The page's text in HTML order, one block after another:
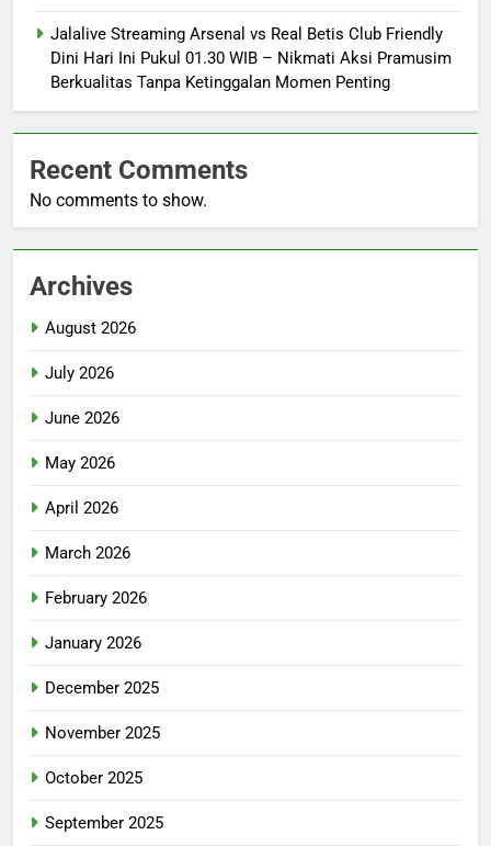
Jalalive Streaming Arsenal vs Real Betis Club Friendly
Dini Hari Ini Pukul 01.30 WIB – Nikmati Aksi Pramusim
Berkualitas Tanpa Ketinggalan Momen Penting
Recent Comments
No comments to show.
Archives
August 2026
July 2026
June 2026
May 2026
April 2026
March 2026
February 2026
January 2026
December 2025
November 2025
October 2025
September 2025